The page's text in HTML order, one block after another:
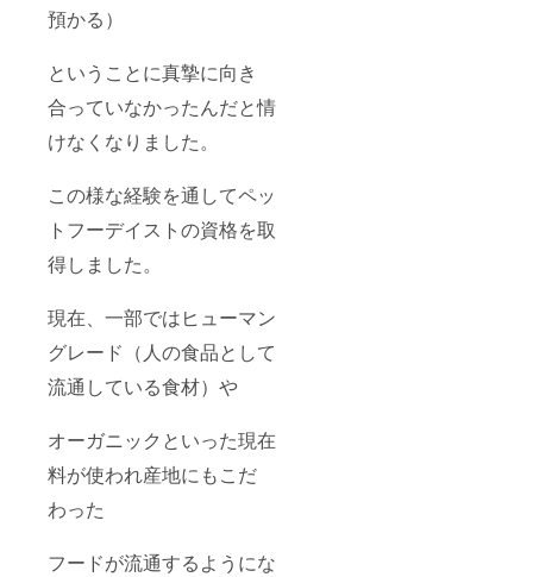
預かる）
ということに真摯に向き
合っていなかったんだと情
けなくなりました。
この様な経験を通してペッ
トフーデイストの資格を取
得しました。
現在、一部ではヒューマン
グレード（人の食品として
流通している食材）や
オーガニックといった現在
料が使われ産地にもこだ
わった
フードが流通するようにな